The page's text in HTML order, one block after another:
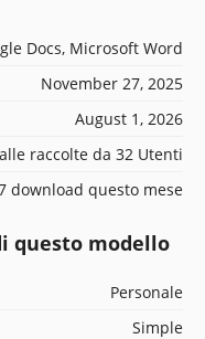
Docs, Microsoft Word
November 27, 2025
August 1, 2026
raccolte da 32 Utenti
download questo mese
questo modello
Personale
Simple